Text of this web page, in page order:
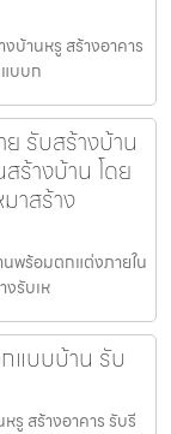
บ้านหรู สร้างอาคาร
บบก
รับสร้างบ้าน
ร้างบ้าน โดย
าสร้าง
พร้อมตกแต่งภายใน
งรับเห
แบบบ้าน รับ
รู สร้างอาคาร รับรี